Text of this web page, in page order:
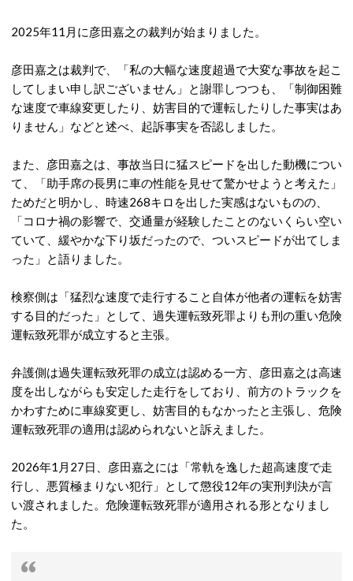
2025年11月に彦田嘉之の裁判が始まりました。
彦田嘉之は裁判で、「私の大幅な速度超過で大変な事故を起こ
してしまい申し訳ございません」と謝罪しつつも、「制御困難
な速度で車線変更したり、妨害目的で運転したりした事実はあ
りません」などと述べ、起訴事実を否認しました。
また、彦田嘉之は、事故当日に猛スピードを出した動機につい
て、「助手席の長男に車の性能を見せて驚かせようと考えた」
ためだと明かし、時速268キロを出した実感はないものの、
「コロナ禍の影響で、交通量が経験したことのないくらい空い
ていて、緩やかな下り坂だったので、ついスピードが出てしま
った」と語りました。
検察側は「猛烈な速度で走行すること自体が他者の運転を妨害
する目的だった」として、過失運転致死罪よりも刑の重い危険
運転致死罪が成立すると主張。
弁護側は過失運転致死罪の成立は認める一方、彦田嘉之は高速
度を出しながらも安定した走行をしており、前方のトラックを
かわすために車線変更し、妨害目的もなかったと主張し、危険
運転致死罪の適用は認められないと訴えました。
2026年1月27日、彦田嘉之には「常軌を逸した超高速度で走
行し、悪質極まりない犯行」として懲役12年の実刑判決が言
い渡されました。危険運転致死罪が適用される形となりまし
た。